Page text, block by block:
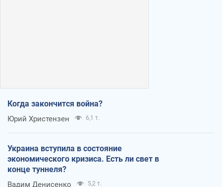
Когда закончится война?
Юрий Христензен 6,1 т.
Украина вступила в состояние
экономического кризиса. Есть ли свет в
конце туннеля?
Вадим Денисенко 5,2 т.